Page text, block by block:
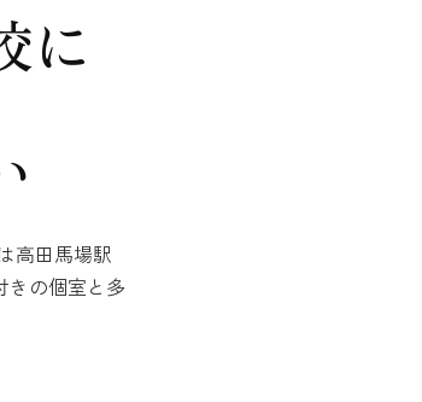
に
高田馬場駅
きの個室と多